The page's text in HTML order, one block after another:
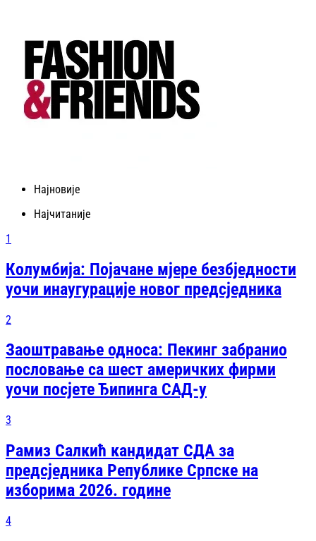
Најновије
Најчитаније
1
Колумбија: Појачане мјере безбједности
уочи инаугурације новог предсједника
2
Заоштравање односа: Пекинг забранио
пословање са шест америчких фирми
уочи посјете Ђипинга САД-у
3
Рамиз Салкић кандидат СДА за
предсједника Републике Српске на
изборима 2026. године
4